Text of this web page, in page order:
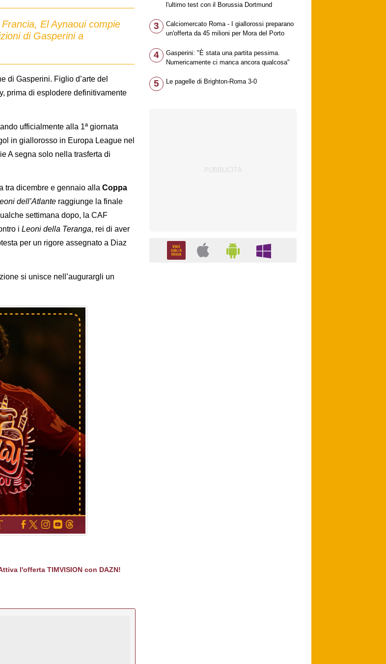
El Aynaoui compie
di Gasperini a
di Gasperini. Figlio d’arte del
prima di esplodere definitivamente
ufficialmente alla 1ª giornata
in giallorosso in Europa League nel
A segna solo nella trasferta di
tra dicembre e gennaio alla Coppa
dell’Atlante raggiunge la finale
settimana dopo, la CAF
i Leoni della Teranga, rei di aver
per un rigore assegnato a Diaz
si unisce nell’augurargli un
l'offerta TIMVISION con DAZN!
l'ultimo test con il Borussia Dortmund
3
Calciomercato Roma - I giallorossi preparano
un'offerta da 45 milioni per Mora del Porto
4
Gasperini: "È stata una partita pessima.
Numericamente ci manca ancora qualcosa"
5 Le pagelle di Brighton-Roma 3-0